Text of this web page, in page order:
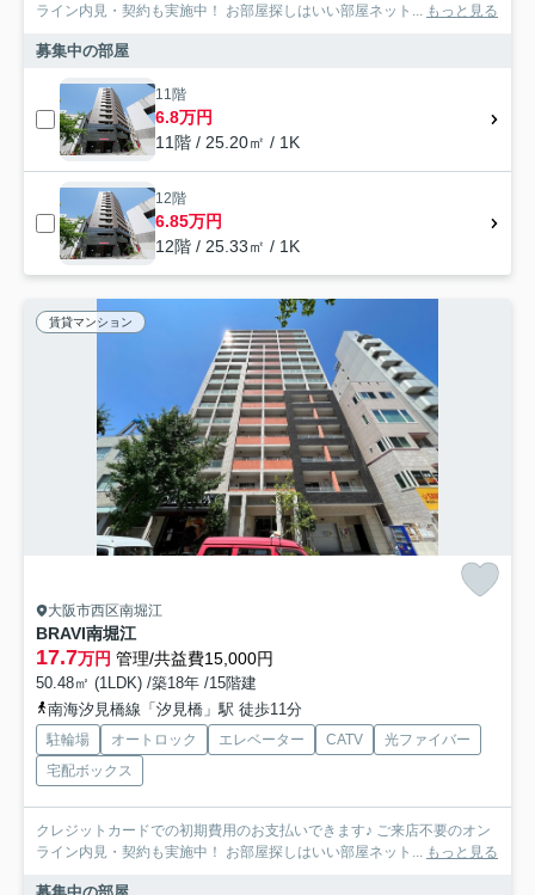
ライン内見・契約も実施中！ お部屋探しはいい部屋ネット... もっと見る
募集中の部屋
11階
6.8万円
11階 / 25.20㎡ / 1K
12階
6.85万円
12階 / 25.33㎡ / 1K
賃貸マンション
大阪市西区南堀江
BRAVI南堀江
17.7万円 管理/共益費15,000円
50.48㎡ (1LDK) /築18年 /15階建
南海汐見橋線「汐見橋」駅 徒歩11分
駐輪場 オートロック エレベーター CATV
光ファイバー
宅配ボックス
クレジットカードでの初期費用のお支払いできます♪ ご来店不要のオン
ライン内見・契約も実施中！ お部屋探しはいい部屋ネット... もっと見る